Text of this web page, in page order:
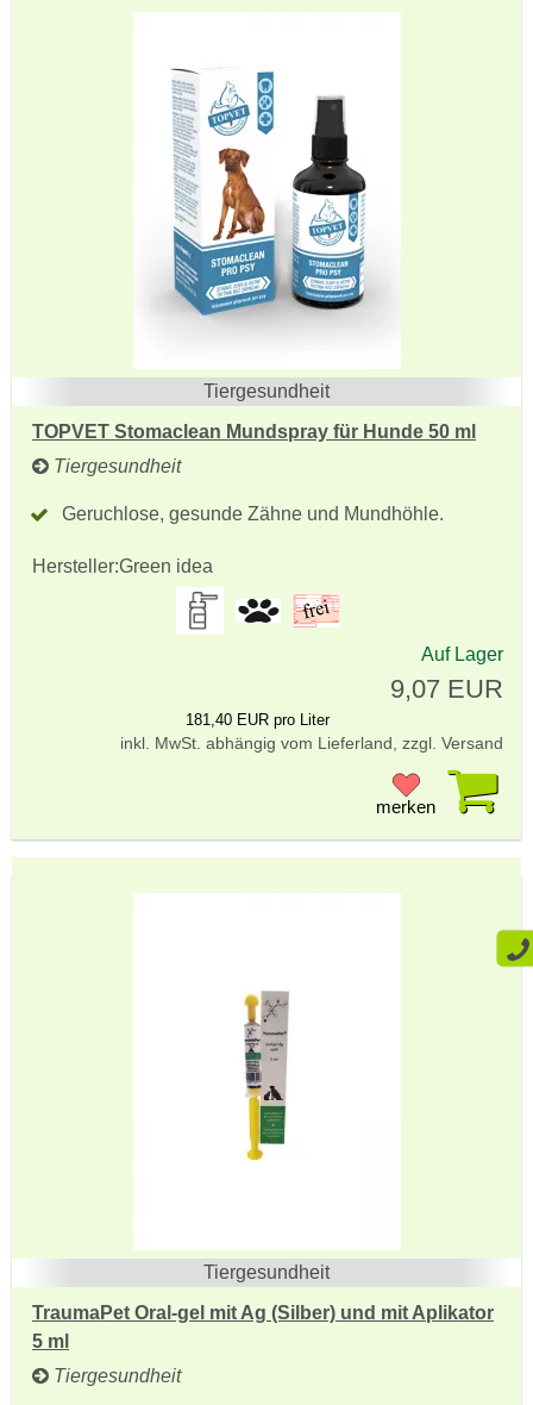
Tiergesundheit
TOPVET Stomaclean Mundspray für Hunde 50 ml
Tiergesundheit
Geruchlose, gesunde Zähne und Mundhöhle.
Hersteller:Green idea
Auf Lager
9,07 EUR
181,40 EUR pro Liter
inkl. MwSt. abhängig vom Lieferland, zzgl. Versand
merken
Tiergesundheit
TraumaPet Oral-gel mit Ag (Silber) und mit Aplikator
5 ml
Tiergesundheit